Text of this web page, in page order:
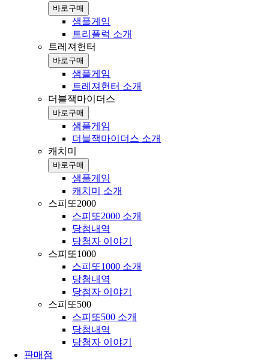
바로구매
샘플게임
트리플럭 소개
트레져헌터
바로구매
샘플게임
트레져헌터 소개
더블잭마이더스
바로구매
샘플게임
더블잭마이더스 소개
캐치미
바로구매
샘플게임
캐치미 소개
스피또2000
스피또2000 소개
당첨내역
당첨자 이야기
스피또1000
스피또1000 소개
당첨내역
당첨자 이야기
스피또500
스피또500 소개
당첨내역
당첨자 이야기
판매점